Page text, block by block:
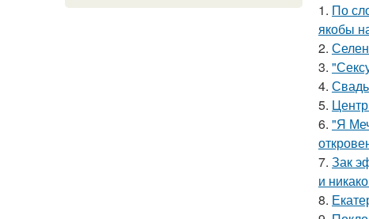
1. По
якобы
2.
3.
4.
5.
6. "Я
7. Зак
и
8.